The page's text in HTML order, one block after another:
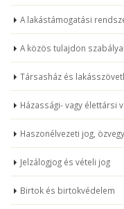
A lakástámogatási
A közös tulajdon
Társasház és
Házassági- vagy élettársi
Haszonélvezeti jog,
Jelzálogjog és vételi jog
Birtok és birtokvédelem